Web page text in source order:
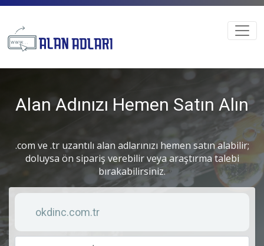
Alan Adınızı Hemen Satın Alın
.com ve .tr uzantılı alan adlarınızı hemen satın alabilir;
doluysa ön sipariş verebilir veya araştırma talebi
bırakabilirsiniz.
Anahtar kelime